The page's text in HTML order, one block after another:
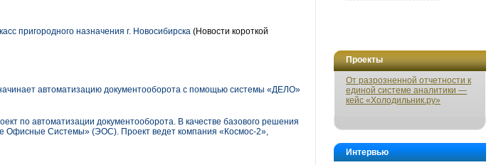
Проекты
От разрозненной отчетности к
единой системе аналитики —
кейс «Холодильник.ру»
Интервью
пригородного назначения г. Новосибирска (Новости короткой
автоматизацию документооборота с помощью системы «ДЕЛО»
по автоматизации документооборота. В качестве базового решения
Офисные Системы» (ЭОС). Проект ведет компания «Космос-2»,